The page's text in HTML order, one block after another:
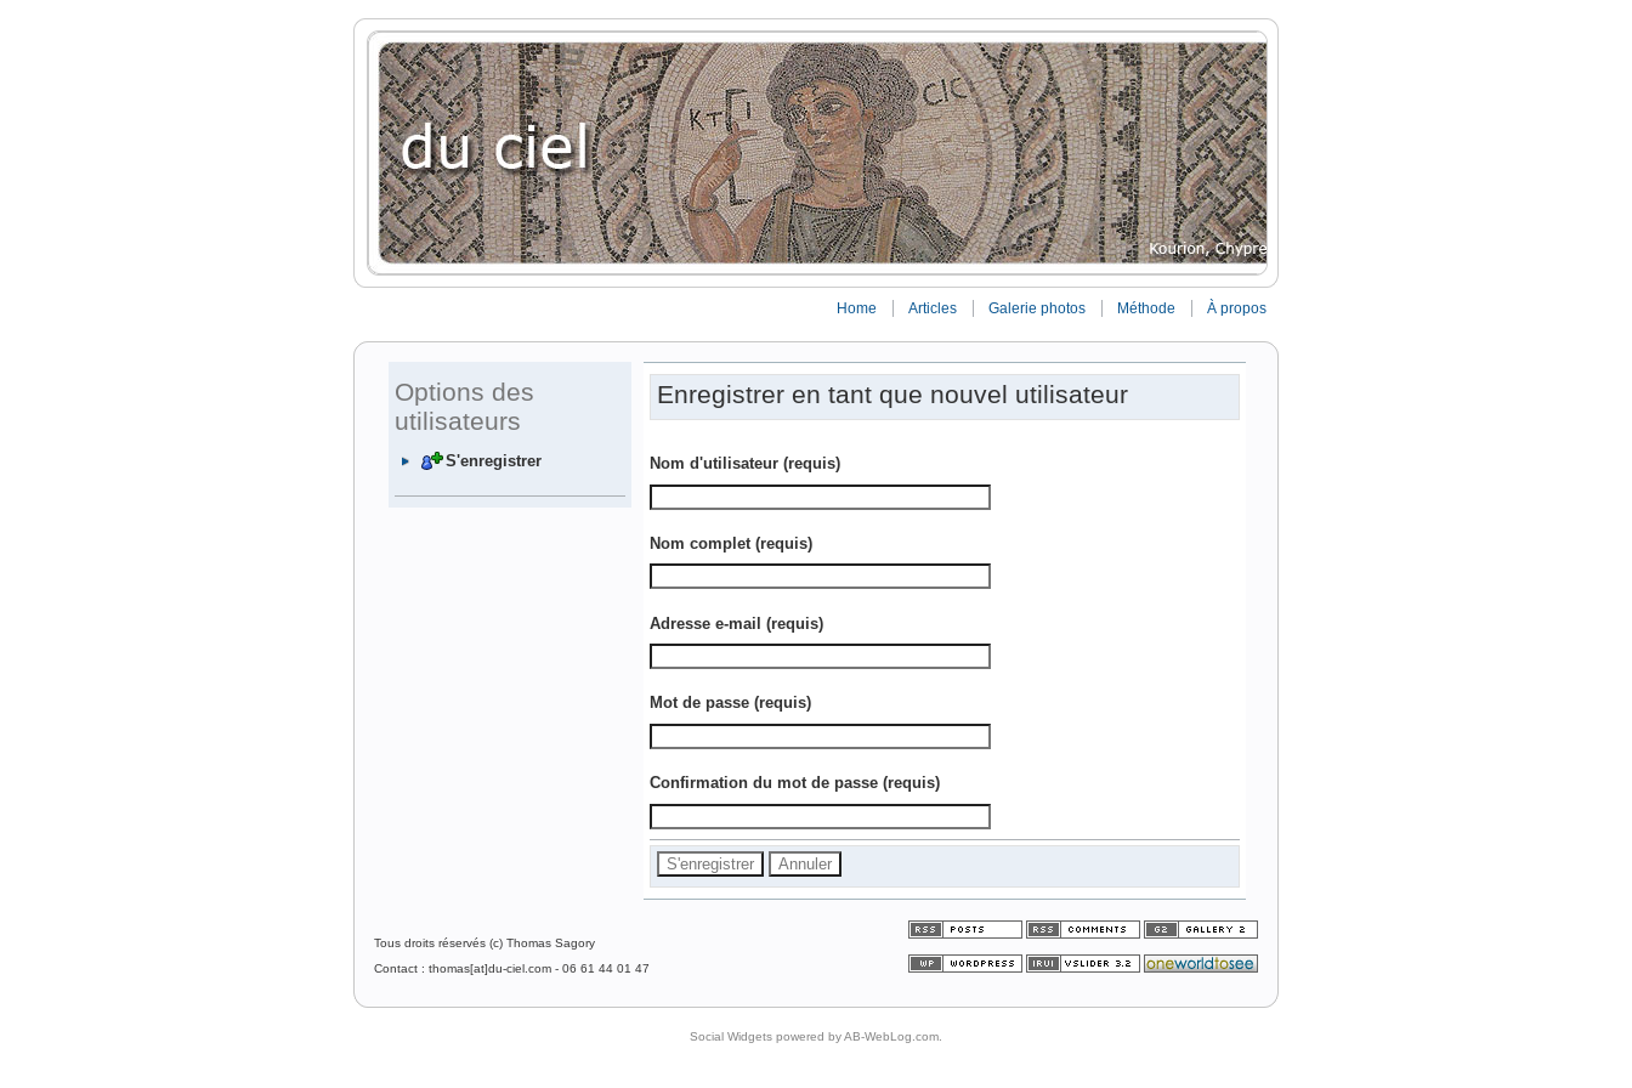
Home Articles Galerie photos Méthode À propos
Options des
utilisateurs
S'enregistrer
Enregistrer en tant que nouvel utilisateur
Nom d'utilisateur (requis)
Nom complet (requis)
Adresse e-mail (requis)
Mot de passe (requis)
Confirmation du mot de passe (requis)
Tous droits réservés (c) Thomas Sagory
Contact : thomas[at]du-ciel.com - 06 61 44 01 47
Social Widgets powered byAB-WebLog.com